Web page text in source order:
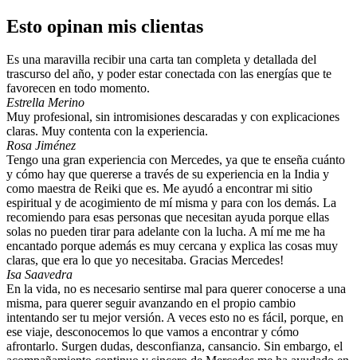
Esto opinan mis clientas
Es una maravilla recibir una carta tan completa y detallada del
trascurso del año, y poder estar conectada con las energías que te
favorecen en todo momento.
Estrella Merino
Muy profesional, sin intromisiones descaradas y con explicaciones
claras. Muy contenta con la experiencia.
Rosa Jiménez
Tengo una gran experiencia con Mercedes, ya que te enseña cuánto
y cómo hay que quererse a través de su experiencia en la India y
como maestra de Reiki que es. Me ayudó a encontrar mi sitio
espiritual y de acogimiento de mí misma y para con los demás. La
recomiendo para esas personas que necesitan ayuda porque ellas
solas no pueden tirar para adelante con la lucha. A mí me me ha
encantado porque además es muy cercana y explica las cosas muy
claras, que era lo que yo necesitaba. Gracias Mercedes!
Isa Saavedra
En la vida, no es necesario sentirse mal para querer conocerse a una
misma, para querer seguir avanzando en el propio cambio
intentando ser tu mejor versión. A veces esto no es fácil, porque, en
ese viaje, desconocemos lo que vamos a encontrar y cómo
afrontarlo. Surgen dudas, desconfianza, cansancio. Sin embargo, el